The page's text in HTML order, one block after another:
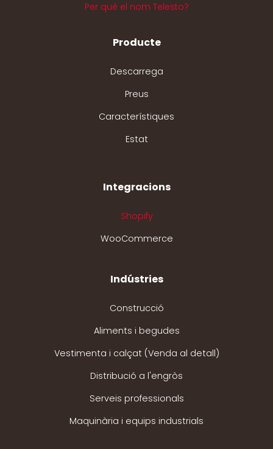
Per què el nom Telesto?
Producte
Descarrega
Preus
Característiques
Estat
Integracions
Shopify
WooCommerce
Indústries
Construcció
Aliments i begudes
Vestimenta i calçat (Venda al detall)
Distribució a l'engròs
Serveis professionals
Maquinària i equips industrials